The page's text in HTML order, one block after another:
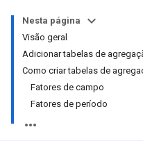
Nesta página
Visão geral
Adicionar tabelas de
Como criar tabelas de
Fatores de campo
Fatores de período